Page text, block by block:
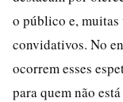
o público e, muitas
convidativos. No
ocorrem esses
para quem não